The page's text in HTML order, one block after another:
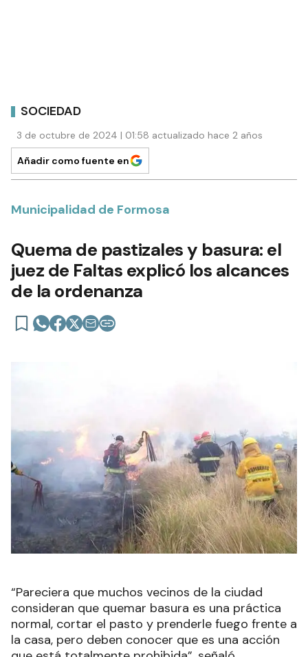
SOCIEDAD
3 de octubre de 2024 | 01:58 actualizado hace 2 años
Añadir como fuente en
Municipalidad de Formosa
Quema de pastizales y basura: el
juez de Faltas explicó los alcances
de la ordenanza
“Pareciera que muchos vecinos de la ciudad
consideran que quemar basura es una práctica
normal, cortar el pasto y prenderle fuego frente a
la casa, pero deben conocer que es una acción